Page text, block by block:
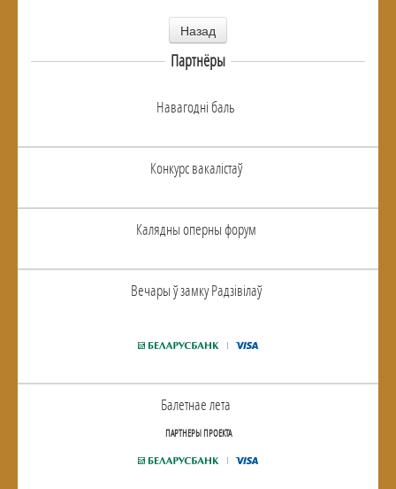
Назад
Партнёры
Навагоднi баль
Конкурс вакалiстаў
Калядны оперны форум
Вечары ў замку Радзiвiлаў
Балетнае лета
ПАРТНЕРЫ ПРОЕКТА